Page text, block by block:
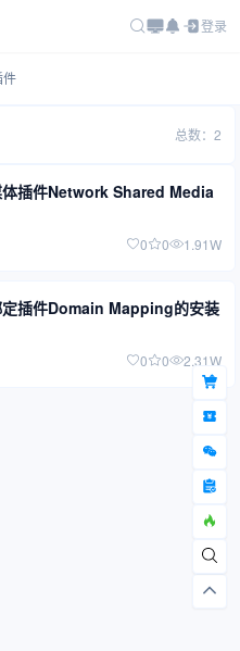
登录
件
总数：2
插件Network Shared Media
0 0 1.91W
插件Domain Mapping的安装
0 0 2.31W